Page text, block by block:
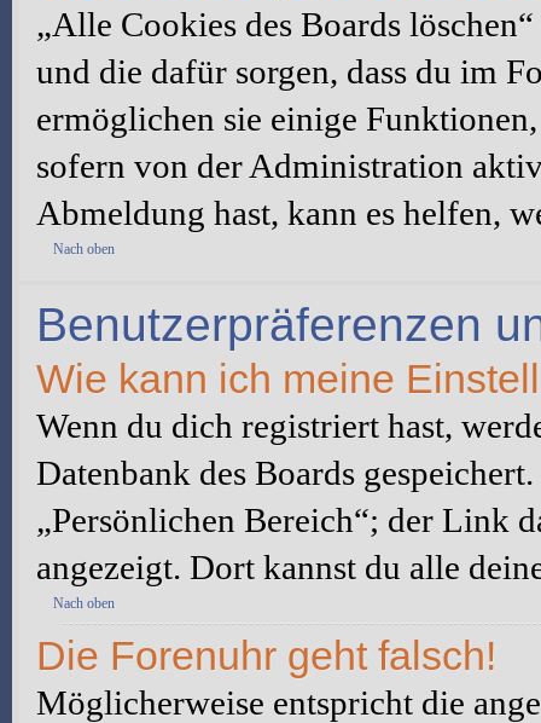
„Alle Cookies des Boards
und die dafür sorgen, dass du im
ermöglichen sie einige
sofern von der Administration
Abmeldung hast, kann es helfen,
Nach oben
Benutzerpräferenzen
Wie kann ich meine
Wenn du dich registriert hast,
Datenbank des Boards
„Persönlichen Bereich“; der Link
angezeigt. Dort kannst du alle
Nach oben
Die Forenuhr geht falsch!
Möglicherweise entspricht die